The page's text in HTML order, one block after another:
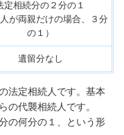
定相続分の２分の１
人が両親だけの場合、３分
の１）
遺留分なし
法定相続人です。基本
の代襲相続人です。
の何分の１、という形